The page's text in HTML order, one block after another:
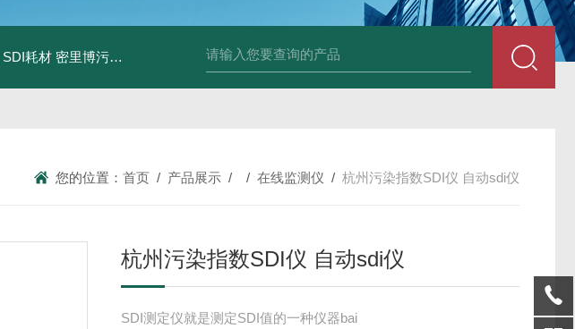
SDI耗材 密里博污染指数测定仪 全自动在线SDI仪 爱科污染指数测定仪 爱科手动污染指数测定仪
您的位置： 首页 / 产品展示 / / 在线监测仪 / 杭州污染指数SDI仪 自动sdi仪
杭州污染指数SDI仪 自动sdi仪
SDI测定仪就是测定SDI值的一种仪器bai